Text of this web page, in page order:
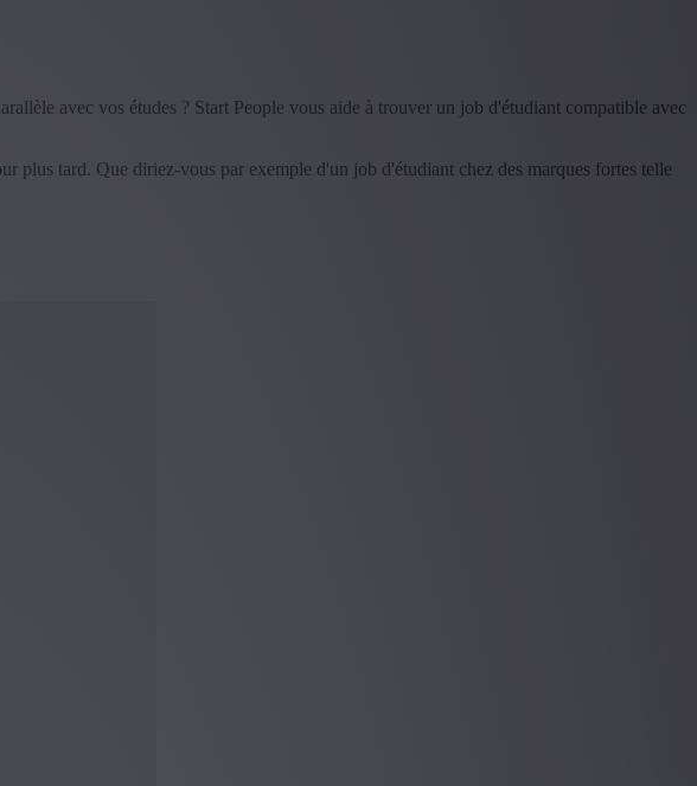
avec vos études ? Start People vous aide à trouver un job d'étudiant compatible avec
plus tard. Que diriez-vous par exemple d'un job d'étudiant chez des marques fortes telle